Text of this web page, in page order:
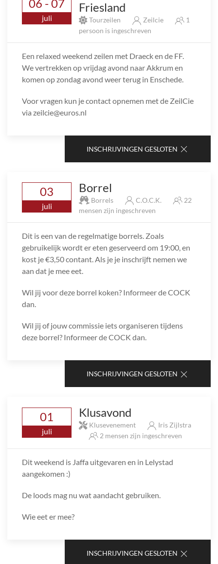
06 - 07
juli
Friesland
Tourzeilen Zeilcie
1
persoon is ingeschreven
Een relaxed weekend zeilen met Draeck en de FF.
We vertrekken op vrijdag avond naar Akkrum en
komen op zondag avond weer terug in Enschede.
Voor vragen kun je contact opnemen met de ZeilCie
via zeilcie@euros.nl
INSCHRIJVINGEN GESLOTEN
03
juli
Borrel
Borrels C.O.C.K.
22
mensen zijn ingeschreven
Dit is een van de regelmatige borrels. Zoals
gebruikelijk wordt er eten geserveerd om 19:00, en
kost je €3,50 contant. Als je je inschrijft nemen we
aan dat je mee eet.
Wil jij voor deze borrel koken? Informeer de COCK
dan.
Wil jij of jouw commissie iets organiseren tijdens
deze borrel? Informeer de COCK dan.
INSCHRIJVINGEN GESLOTEN
01
juli
Klusavond
Klusevenement
Iris Zijlstra
2 mensen zijn ingeschreven
Dit weekend is Jaffa uitgevaren en in Lelystad
aangekomen :)
De loods mag nu wat aandacht gebruiken.
Wie eet er mee?
INSCHRIJVINGEN GESLOTEN